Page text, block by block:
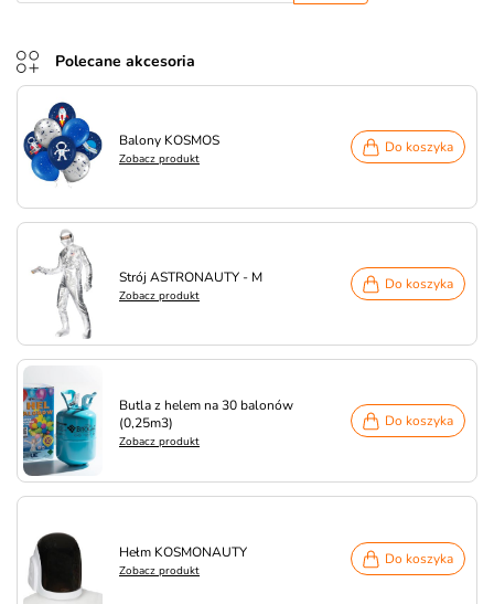
Polecane akcesoria
Balony KOSMOS
Zobacz produkt
Do koszyka
Strój ASTRONAUTY - M
Zobacz produkt
Do koszyka
Butla z helem na 30 balonów
(0,25m3)
Zobacz produkt
Do koszyka
Hełm KOSMONAUTY
Zobacz produkt
Do koszyka